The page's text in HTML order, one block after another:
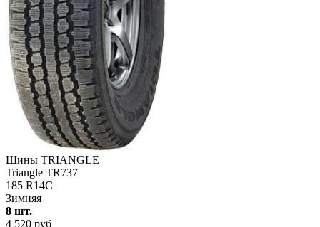
Шины TRIANGLE
Triangle TR737
185 R14C
Зимняя
8 шт.
4 520 руб